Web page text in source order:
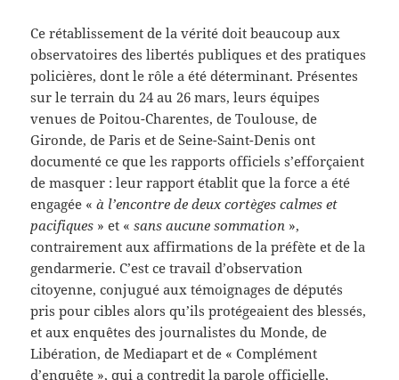
Ce rétablissement de la vérité doit beaucoup aux
observatoires des libertés publiques et des pratiques
policières, dont le rôle a été déterminant. Présentes
sur le terrain du 24 au 26 mars, leurs équipes
venues de Poitou-Charentes, de Toulouse, de
Gironde, de Paris et de Seine-Saint-Denis ont
documenté ce que les rapports officiels s’efforçaient
de masquer : leur rapport établit que la force a été
engagée «à l’encontre de deux cortèges calmes et
pacifiques » et «sans aucune sommation »,
contrairement aux affirmations de la préfète et de la
gendarmerie. C’est ce travail d’observation
citoyenne, conjugué aux témoignages de députés
pris pour cibles alors qu’ils protégeaient des blessés,
et aux enquêtes des journalistes du Monde, de
Libération, de Mediapart et de « Complément
d’enquête », qui a contredit la parole officielle,